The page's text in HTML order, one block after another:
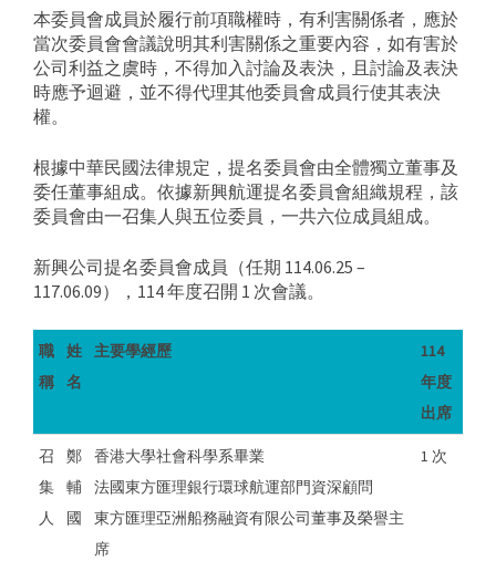
本委員會成員於履行前項職權時，有利害關係者，應於
當次委員會會議說明其利害關係之重要內容，如有害於
公司利益之虞時，不得加入討論及表決，且討論及表決
時應予迴避，並不得代理其他委員會成員行使其表決
權。
根據中華民國法律規定，提名委員會由全體獨立董事及
委任董事組成。依據新興航運提名委員會組織規程，該
委員會由一召集人與五位委員，一共六位成員組成。
新興公司提名委員會成員（任期 114.06.25 –
117.06.09），114 年度召開 1 次會議。
職
稱
姓
名
主要學經歷
114
年度
出席
召
集
人
鄭
輔
國
香港大學社會科學系畢業
法國東方匯理銀行環球航運部門資深顧問
東方匯理亞洲船務融資有限公司董事及榮譽主
席
1 次